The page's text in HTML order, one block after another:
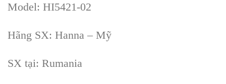
Model: HI5421-02
Hãng SX: Hanna – Mỹ
SX tại: Rumania